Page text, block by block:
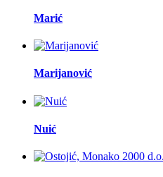
Marić
Marijanović
Nuić